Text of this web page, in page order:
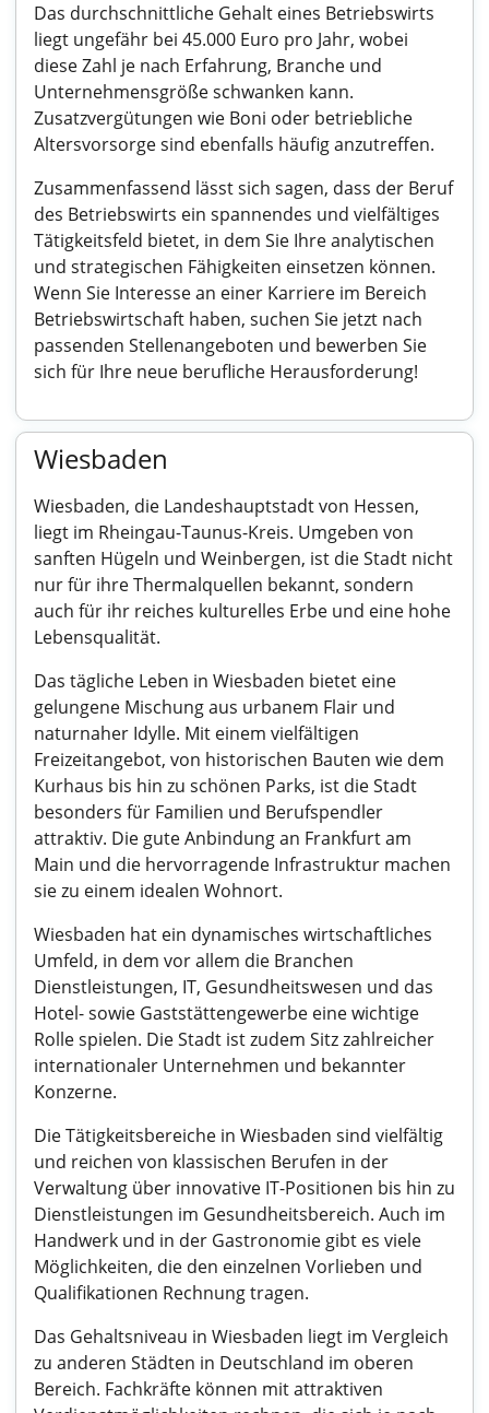
Das durchschnittliche Gehalt eines Betriebswirts
liegt ungefähr bei 45.000 Euro pro Jahr, wobei
diese Zahl je nach Erfahrung, Branche und
Unternehmensgröße schwanken kann.
Zusatzvergütungen wie Boni oder betriebliche
Altersvorsorge sind ebenfalls häufig anzutreffen.
Zusammenfassend lässt sich sagen, dass der Beruf
des Betriebswirts ein spannendes und vielfältiges
Tätigkeitsfeld bietet, in dem Sie Ihre analytischen
und strategischen Fähigkeiten einsetzen können.
Wenn Sie Interesse an einer Karriere im Bereich
Betriebswirtschaft haben, suchen Sie jetzt nach
passenden Stellenangeboten und bewerben Sie
sich für Ihre neue berufliche Herausforderung!
Wiesbaden
Wiesbaden, die Landeshauptstadt von Hessen,
liegt im Rheingau-Taunus-Kreis. Umgeben von
sanften Hügeln und Weinbergen, ist die Stadt nicht
nur für ihre Thermalquellen bekannt, sondern
auch für ihr reiches kulturelles Erbe und eine hohe
Lebensqualität.
Das tägliche Leben in Wiesbaden bietet eine
gelungene Mischung aus urbanem Flair und
naturnaher Idylle. Mit einem vielfältigen
Freizeitangebot, von historischen Bauten wie dem
Kurhaus bis hin zu schönen Parks, ist die Stadt
besonders für Familien und Berufspendler
attraktiv. Die gute Anbindung an Frankfurt am
Main und die hervorragende Infrastruktur machen
sie zu einem idealen Wohnort.
Wiesbaden hat ein dynamisches wirtschaftliches
Umfeld, in dem vor allem die Branchen
Dienstleistungen, IT, Gesundheitswesen und das
Hotel- sowie Gaststättengewerbe eine wichtige
Rolle spielen. Die Stadt ist zudem Sitz zahlreicher
internationaler Unternehmen und bekannter
Konzerne.
Die Tätigkeitsbereiche in Wiesbaden sind vielfältig
und reichen von klassischen Berufen in der
Verwaltung über innovative IT-Positionen bis hin zu
Dienstleistungen im Gesundheitsbereich. Auch im
Handwerk und in der Gastronomie gibt es viele
Möglichkeiten, die den einzelnen Vorlieben und
Qualifikationen Rechnung tragen.
Das Gehaltsniveau in Wiesbaden liegt im Vergleich
zu anderen Städten in Deutschland im oberen
Bereich. Fachkräfte können mit attraktiven